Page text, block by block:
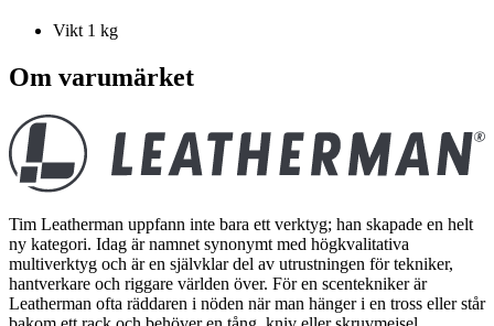
Vikt 1 kg
Om varumärket
Tim Leatherman uppfann inte bara ett verktyg; han skapade en helt
ny kategori. Idag är namnet synonymt med högkvalitativa
multiverktyg och är en självklar del av utrustningen för tekniker,
hantverkare och riggare världen över. För en scentekniker är
Leatherman ofta räddaren i nöden när man hänger i en tross eller står